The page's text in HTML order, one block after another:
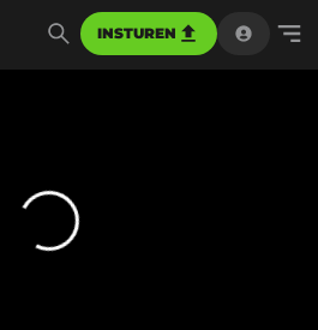
INSTUREN